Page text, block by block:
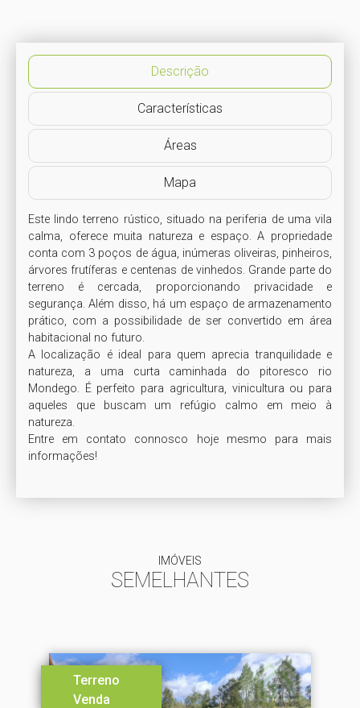
Descrição
Características
Áreas
Mapa
Este lindo terreno rústico, situado na periferia de uma vila
calma, oferece muita natureza e espaço. A propriedade
conta com 3 poços de água, inúmeras oliveiras, pinheiros,
árvores frutíferas e centenas de vinhedos. Grande parte do
terreno é cercada, proporcionando privacidade e
segurança. Além disso, há um espaço de armazenamento
prático, com a possibilidade de ser convertido em área
habitacional no futuro.
A localização é ideal para quem aprecia tranquilidade e
natureza, a uma curta caminhada do pitoresco rio
Mondego. É perfeito para agricultura, vinicultura ou para
aqueles que buscam um refúgio calmo em meio à
natureza.
Entre em contato connosco hoje mesmo para mais
informações!
IMÓVEIS
SEMELHANTES
Terreno
Venda